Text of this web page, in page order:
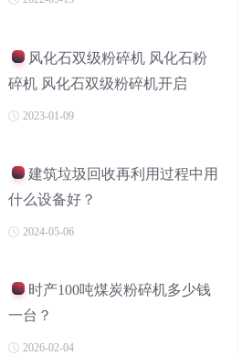
风化石双级粉碎机 风化石粉
碎机 风化石双级粉碎机开启
2023-01-09
建筑垃圾回收再利用过程中用
什么设备好？
2024-05-06
时产100吨煤炭粉碎机多少钱
一台？
2026-02-04